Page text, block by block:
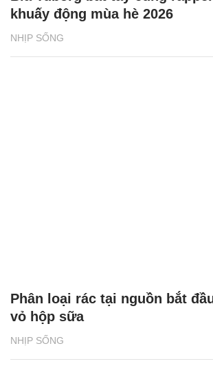
NHỊP SỐNG
khuấy động mùa hè 2026
NHỊP SỐNG
Phân loại rác tại nguồn bắt
vỏ hộp sữa